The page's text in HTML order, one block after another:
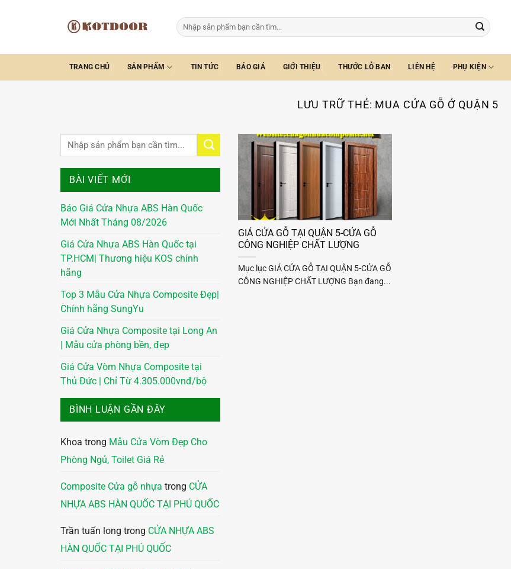
Tìm
kiếm:
TRANG CHỦ SẢN PHẨM TIN TỨC BÁO GIÁ GIỚI THIỆU THƯỚC LỖ BAN LIÊN HỆ PHỤ KIỆN
LƯU TRỮ THẺ: MUA CỬA GỖ Ở QUẬN 5
BÀI VIẾT MỚI
Báo Giá Cửa Nhựa ABS Hàn Quốc
Mới Nhất Tháng 08/2026
Giá Cửa Nhựa ABS Hàn Quốc tại
TP.HCM| Thương hiệu KOS chính
hãng
Top 3 Mẫu Cửa Nhựa Composite Đẹp|
Chính hãng SungYu
Giá Cửa Nhựa Composite tại Long An
| Mẫu cửa phòng bền, đẹp
Giá Cửa Vòm Nhựa Composite tại
Thủ Đức | Chỉ Từ 4.305.000vnđ/bộ
BÌNH LUẬN GẦN ĐÂY
Khoa trong Mẫu Cửa Vòm Đẹp Cho
Phòng Ngủ, Toilet Giá Rẻ
Composite Cửa gỗ nhựa trong CỬA
NHỰA ABS HÀN QUỐC TẠI PHÚ QUỐC
Trần tuấn long trong CỬA NHỰA ABS
HÀN QUỐC TẠI PHÚ QUỐC
GIÁ CỬA GỖ TẠI QUẬN 5-CỬA GỖ
CÔNG NGHIỆP CHẤT LƯỢNG
Mục lục GIÁ CỬA GỖ TẠI QUẬN 5-CỬA GỖ
CÔNG NGHIỆP CHẤT LƯỢNG Bạn đang...